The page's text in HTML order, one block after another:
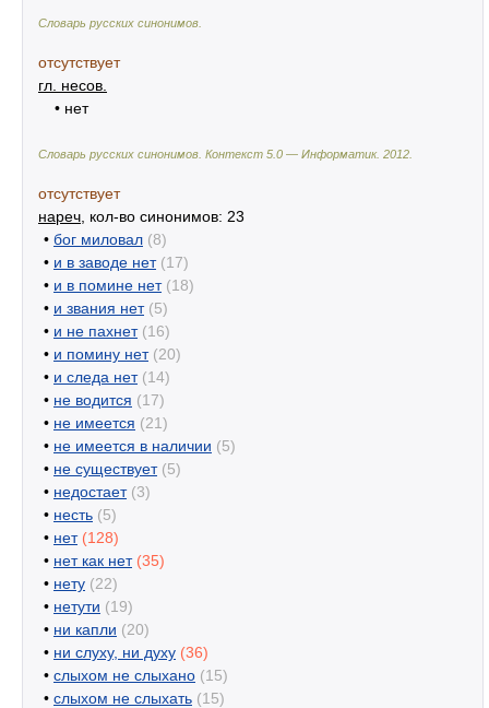
Словарь русских синонимов
отсутствует
гл. несов.
• нет
Словарь русских синонимов. Контекст 5.0 — Информатик. 2012
отсутствует
нареч , кол-во синонимов: 23
• бог миловал (8)
• и в заводе нет (17)
• и в помине нет (18)
• и звания нет (5)
• и не пахнет (16)
• и помину нет (20)
• и следа нет (14)
• не водится (17)
• не имеется (21)
• не имеется в наличии (5)
• не существует (5)
• недостает (3)
• несть (5)
• нет (128)
• нет как нет (35)
• нету (22)
• нетути (19)
• ни капли (20)
• ни слуху, ни духу (36)
• слыхом не слыхано (15)
• слыхом не слыхать (15)